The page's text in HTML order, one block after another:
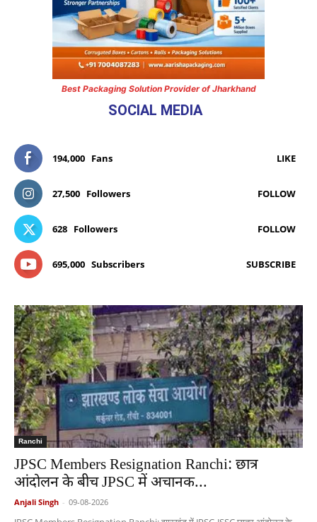
Best Packaging Solution Provider of Jharkhand
SOCIAL MEDIA
194,000 Fans LIKE
27,500 Followers FOLLOW
628 Followers FOLLOW
695,000 Subscribers SUBSCRIBE
Ranchi
JPSC Members Resignation Ranchi: छात्र
आंदोलन के बीच JPSC में अचानक...
Anjali Singh - 09-08-2026